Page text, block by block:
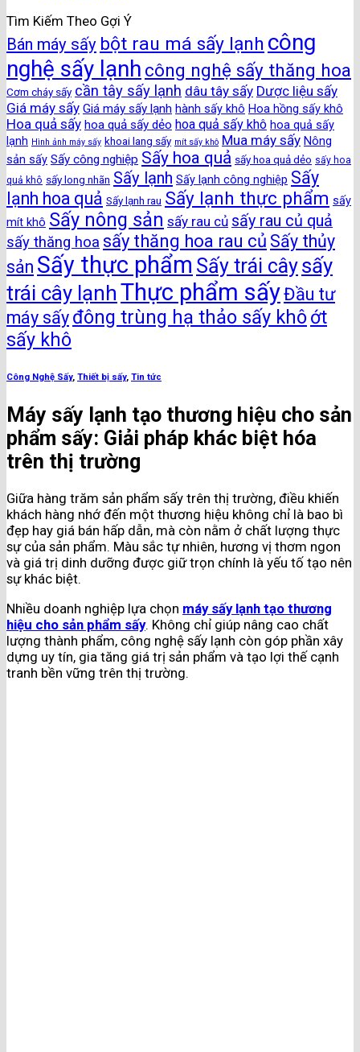
Tìm Kiếm Theo Gợi Ý
Bán máy sấy bột rau má sấy lạnh công
nghệ sấy lạnh công nghệ sấy thăng hoa
Cơm cháy sấy cần tây sấy lạnh dâu tây sấy Dược liệu sấy
Giá máy sấy Giá máy sấy lạnh hành sấy khô Hoa hồng sấy khô
Hoa quả sấy hoa quả sấy dẻo hoa quả sấy khô hoa quả sấy
lạnh Hình ảnh máy sấy khoai lang sấy mít sấy khô Mua máy sấy Nông
sản sấy Sấy công nghiệp Sấy hoa quả sấy hoa quả dẻo sấy hoa
quả khô sấy long nhãn Sấy lạnh Sấy lạnh công nghiệp Sấy
lạnh hoa quả Sấy lạnh rau Sấy lạnh thực phẩm sấy
mít khô Sấy nông sản sấy rau củ sấy rau củ quả
sấy thăng hoa sấy thăng hoa rau củ Sấy thủy
sản Sấy thực phẩm Sấy trái câysấy
trái cây lạnh Thực phẩm sấyĐầu tư
máy sấy đông trùng hạ thảo sấy khôớt
sấy khô
Công Nghệ Sấy, Thiết bị sấy, Tin tức
Máy sấy lạnh tạo thương hiệu cho sản
phẩm sấy: Giải pháp khác biệt hóa
trên thị trường
Giữa hàng trăm sản phẩm sấy trên thị trường, điều khiến
khách hàng nhớ đến một thương hiệu không chỉ là bao bì
đẹp hay giá bán hấp dẫn, mà còn nằm ở chất lượng thực
sự của sản phẩm. Màu sắc tự nhiên, hương vị thơm ngon
và giá trị dinh dưỡng được giữ trọn chính là yếu tố tạo nên
sự khác biệt.
Nhiều doanh nghiệp lựa chọn máy sấy lạnh tạo thương
hiệu cho sản phẩm sấy. Không chỉ giúp nâng cao chất
lượng thành phẩm, công nghệ sấy lạnh còn góp phần xây
dựng uy tín, gia tăng giá trị sản phẩm và tạo lợi thế cạnh
tranh bền vững trên thị trường.